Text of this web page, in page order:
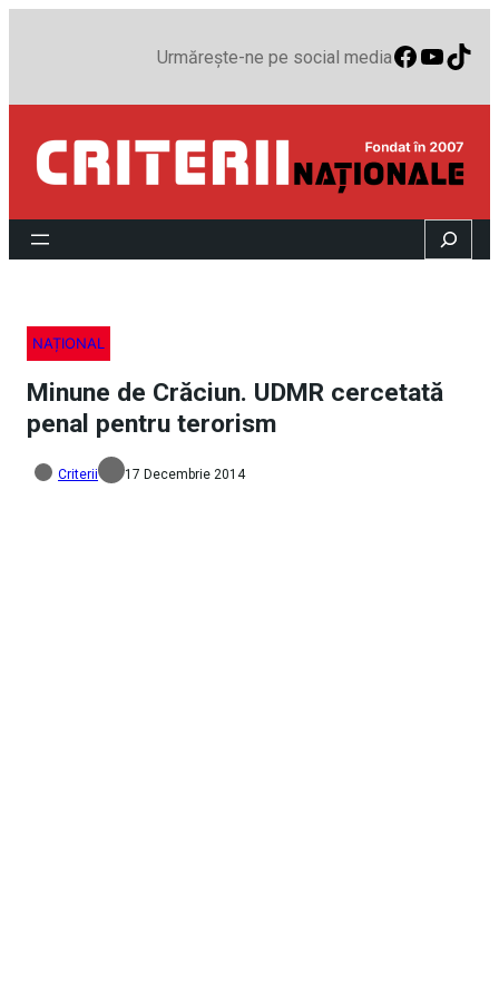
Urmărește-ne pe social media
Search
NAȚIONAL
Minune de Crăciun. UDMR cercetată
penal pentru terorism
Criterii 17 Decembrie 2014